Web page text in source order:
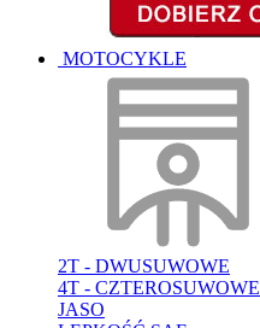
MOTOCYKLE
2T - DWUSUWOWE
4T - CZTEROSUWOWE
JASO